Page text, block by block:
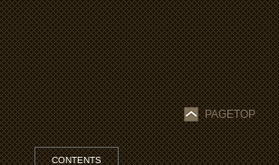
PAGETOP
CONTENTS